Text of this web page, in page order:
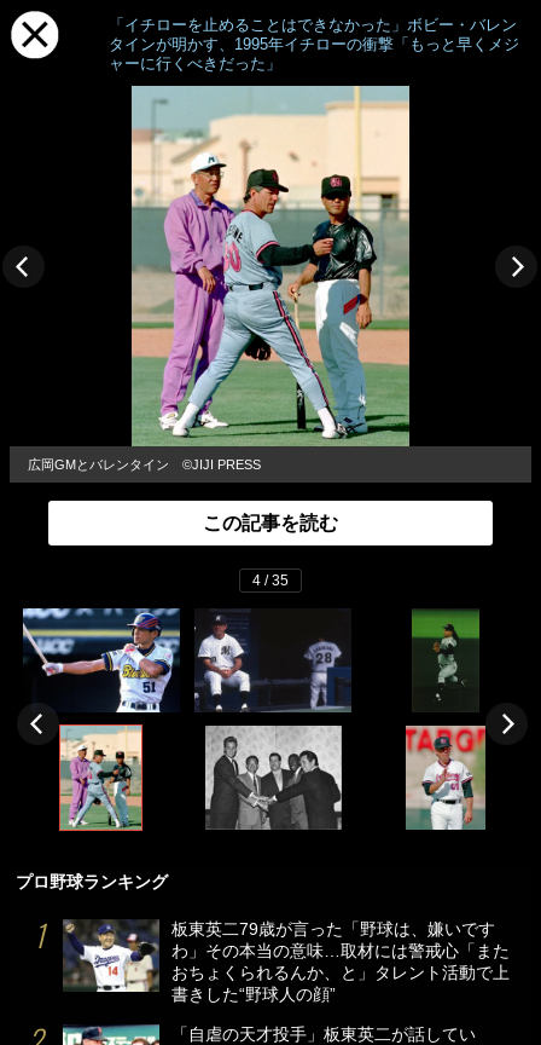
「イチローを止めることはできなかった」ボビー・バレン
タインが明かす、1995年イチローの衝撃「もっと早くメジ
ャーに行くべきだった」
広岡GMとバレンタイン ©JIJI PRESS
この記事を読む
4 / 35
プロ野球ランキング
板東英二79歳が言った「野球は、嫌いです
わ」その本当の意味…取材には警戒心「また
おちょくられるんか、と」タレント活動で上
書きした“野球人の顔”
「自虐の天才投手」板東英二が話してい